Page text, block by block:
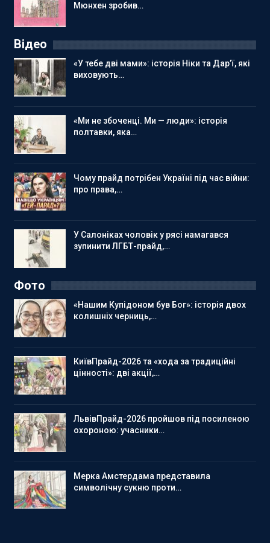
Мюнхен зробив…
Відео
«У тебе дві мами»: історія Ніки та Дар’ї, які
виховують…
«Ми не збоченці. Ми — люди»: історія
полтавки, яка…
Чому прайд потрібен Україні під час війни:
про права,…
У Салоніках чоловік у рясі намагався
зупинити ЛГБТ-прайд,…
Фото
«Нашим Купідоном був Бог»: історія двох
колишніх черниць,…
КиївПрайд-2026 та «хода за традиційні
цінності»: дві акції,…
ЛьвівПрайд-2026 пройшов під посиленою
охороною: учасники…
Мерка Амстердама представила
символічну сукню проти…